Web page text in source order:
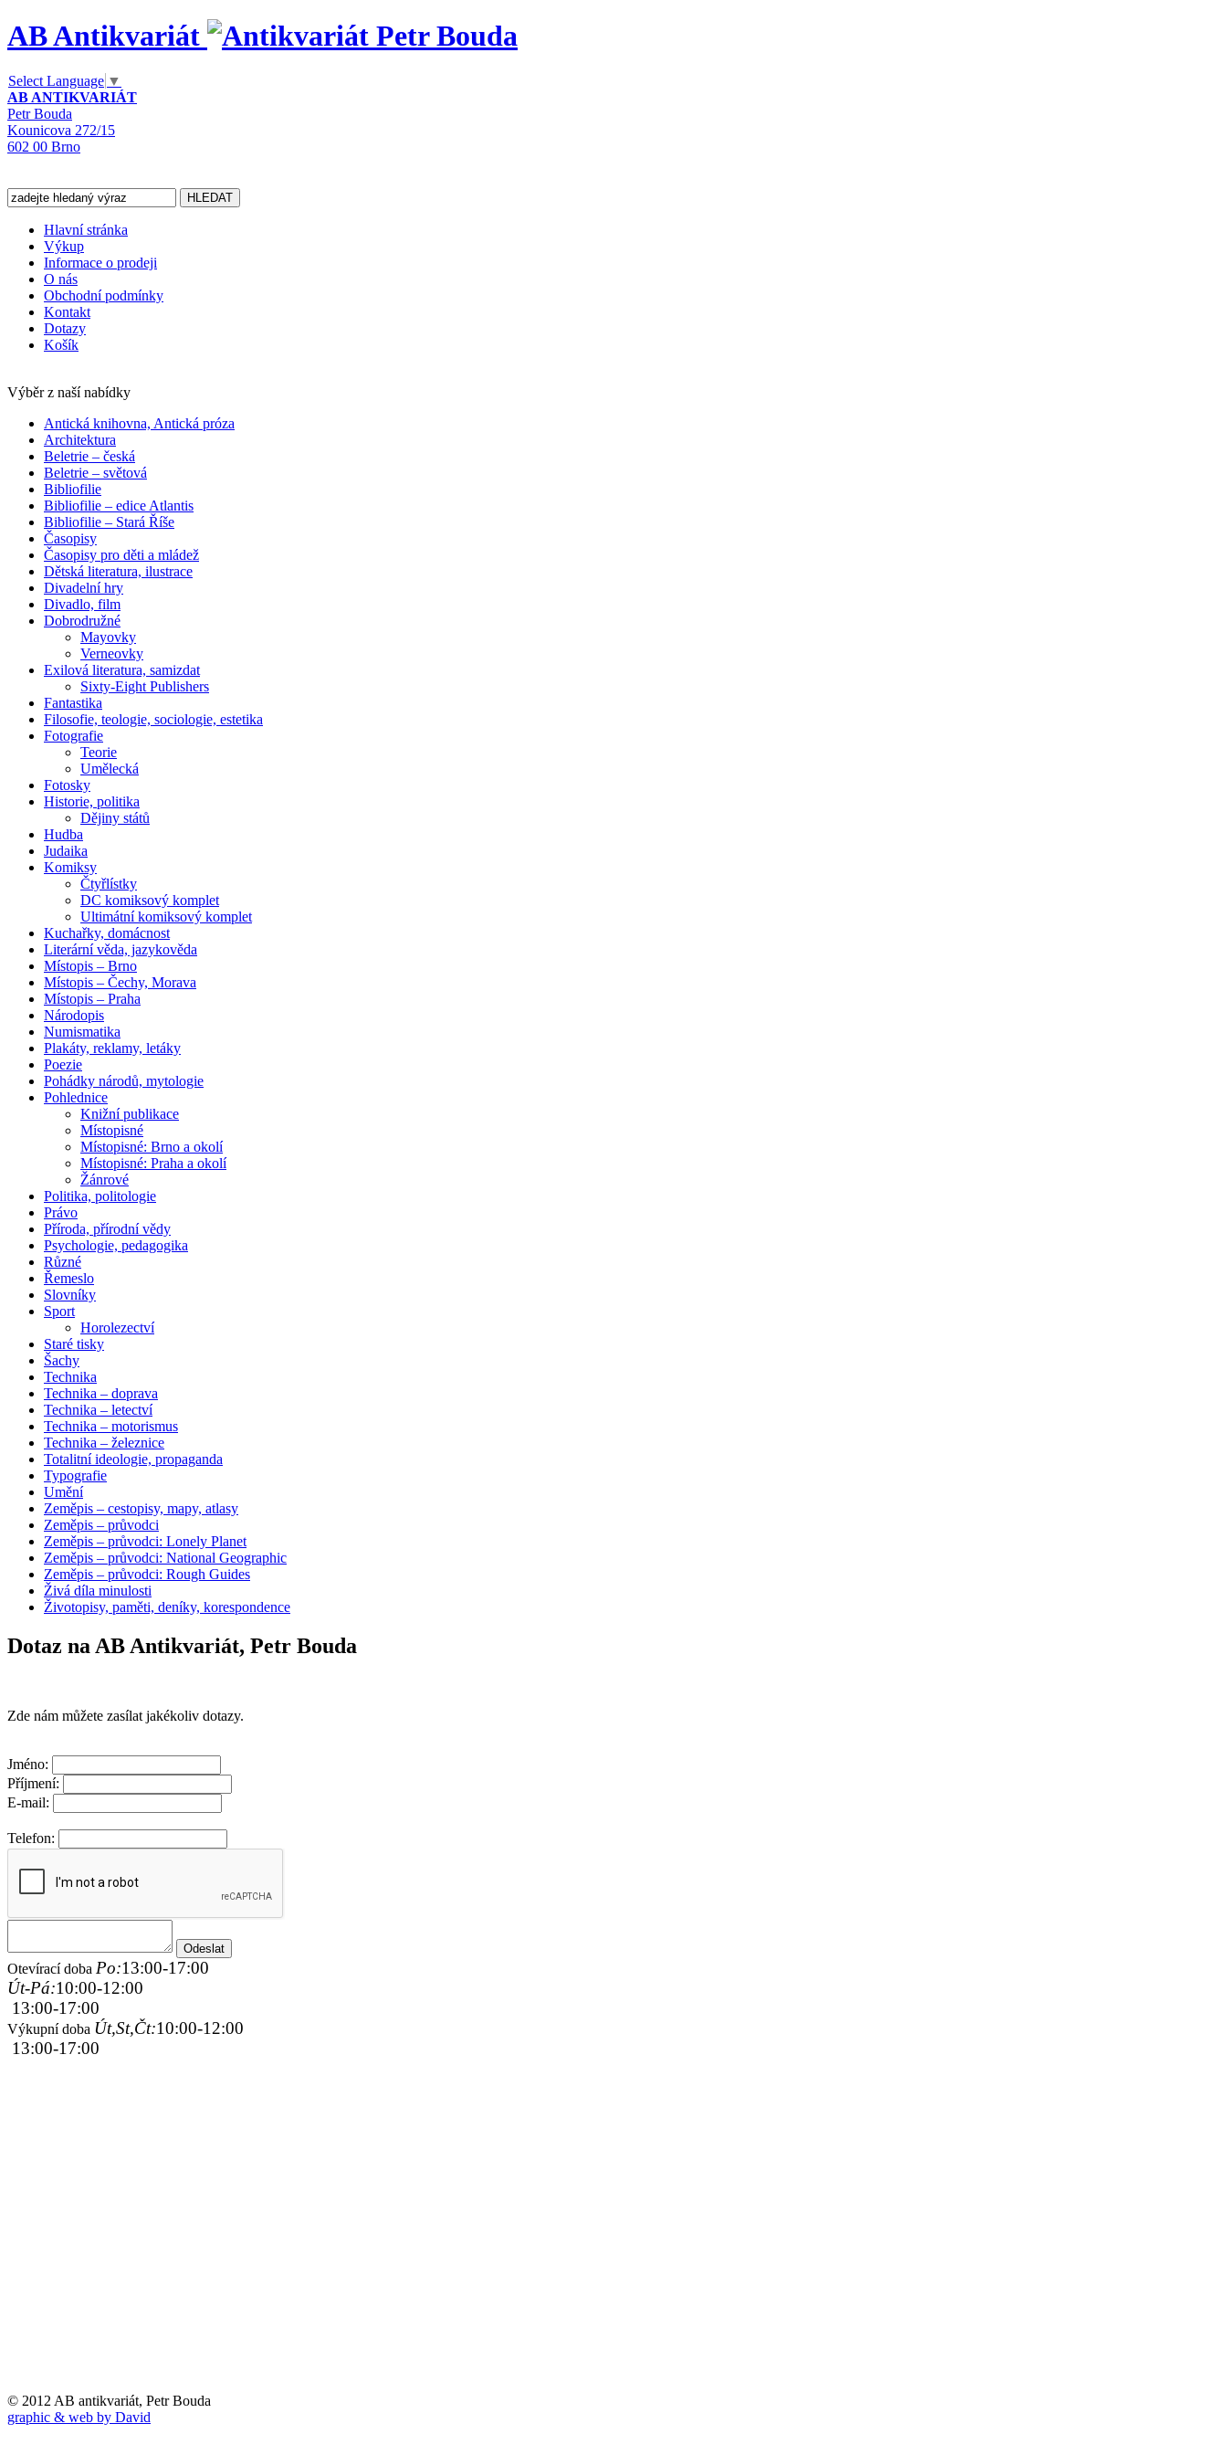
AB Antikvariát
Select Language ▼
AB ANTIKVARIÁT
Petr Bouda
Kounicova 272/15
602 00 Brno
Hlavní stránka
Výkup
Informace o prodeji
O nás
Obchodní podmínky
Kontakt
Dotazy
Košík
Výběr z naší nabídky
Antická knihovna, Antická próza
Architektura
Beletrie – česká
Beletrie – světová
Bibliofilie
Bibliofilie – edice Atlantis
Bibliofilie – Stará Říše
Časopisy
Časopisy pro děti a mládež
Dětská literatura, ilustrace
Divadelní hry
Divadlo, film
Dobrodružné
Mayovky
Verneovky
Exilová literatura, samizdat
Sixty-Eight Publishers
Fantastika
Filosofie, teologie, sociologie, estetika
Fotografie
Teorie
Umělecká
Fotosky
Historie, politika
Dějiny států
Hudba
Judaika
Komiksy
Čtyřlístky
DC komiksový komplet
Ultimátní komiksový komplet
Kuchařky, domácnost
Literární věda, jazykověda
Místopis – Brno
Místopis – Čechy, Morava
Místopis – Praha
Národopis
Numismatika
Plakáty, reklamy, letáky
Poezie
Pohádky národů, mytologie
Pohlednice
Knižní publikace
Místopisné
Místopisné: Brno a okolí
Místopisné: Praha a okolí
Žánrové
Politika, politologie
Právo
Příroda, přírodní vědy
Psychologie, pedagogika
Různé
Řemeslo
Slovníky
Sport
Horolezectví
Staré tisky
Šachy
Technika
Technika – doprava
Technika – letectví
Technika – motorismus
Technika – železnice
Totalitní ideologie, propaganda
Typografie
Umění
Zeměpis – cestopisy, mapy, atlasy
Zeměpis – průvodci
Zeměpis – průvodci: Lonely Planet
Zeměpis – průvodci: National Geographic
Zeměpis – průvodci: Rough Guides
Živá díla minulosti
Životopisy, paměti, deníky, korespondence
Dotaz na AB Antikvariát, Petr Bouda
Zde nám můžete zasílat jakékoliv dotazy.
Jméno:
Příjmení:
E-mail:
Telefon:
Otevírací doba Po:13:00-17:00
Út-Pá:10:00-12:00
13:00-17:00
Výkupní doba Út,St,Čt:10:00-12:00
13:00-17:00
© 2012 AB antikvariát, Petr Bouda
graphic & web by David